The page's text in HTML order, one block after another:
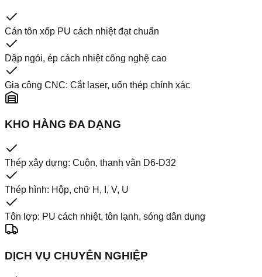
Cán tôn xốp PU cách nhiệt đạt chuẩn
Dập ngói, ép cách nhiệt công nghệ cao
Gia công CNC: Cắt laser, uốn thép chính xác
KHO HÀNG ĐA DẠNG
Thép xây dựng: Cuộn, thanh vằn D6-D32
Thép hình: Hộp, chữ H, I, V, U
Tôn lợp: PU cách nhiệt, tôn lạnh, sóng dân dụng
DỊCH VỤ CHUYÊN NGHIỆP